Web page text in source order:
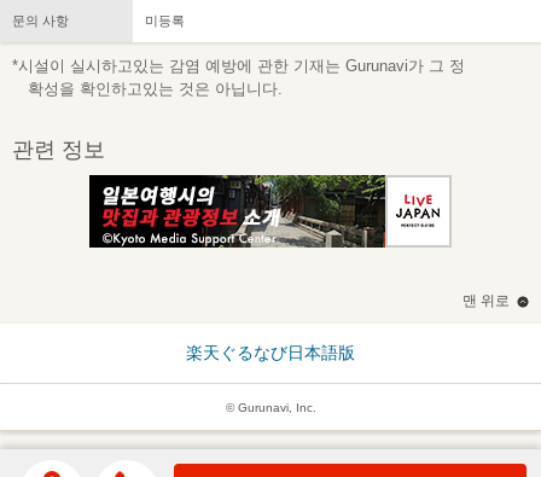
문의 사항 미등록
*시설이 실시하고있는 감염 예방에 관한 기재는 Gurunavi가 그 정
확성을 확인하고있는 것은 아닙니다.
관련 정보
맨 위로
楽天ぐるなび日本語版
© Gurunavi, Inc.